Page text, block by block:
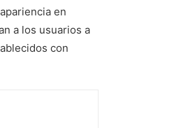
en
a los usuarios a
con